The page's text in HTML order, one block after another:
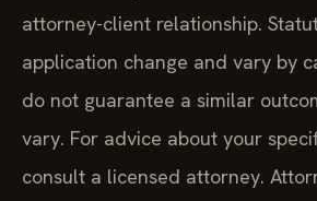
attorney-client relationship.
application change and vary by
do not guarantee a similar
vary. For advice about your
consult a licensed attorney.